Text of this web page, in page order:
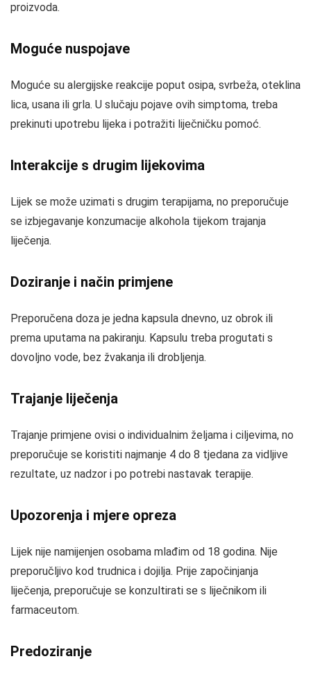
proizvoda.
Moguće nuspojave
Moguće su alergijske reakcije poput osipa, svrbeža, oteklina
lica, usana ili grla. U slučaju pojave ovih simptoma, treba
prekinuti upotrebu lijeka i potražiti liječničku pomoć.
Interakcije s drugim lijekovima
Lijek se može uzimati s drugim terapijama, no preporučuje
se izbjegavanje konzumacije alkohola tijekom trajanja
liječenja.
Doziranje i način primjene
Preporučena doza je jedna kapsula dnevno, uz obrok ili
prema uputama na pakiranju. Kapsulu treba progutati s
dovoljno vode, bez žvakanja ili drobljenja.
Trajanje liječenja
Trajanje primjene ovisi o individualnim željama i ciljevima, no
preporučuje se koristiti najmanje 4 do 8 tjedana za vidljive
rezultate, uz nadzor i po potrebi nastavak terapije.
Upozorenja i mjere opreza
Lijek nije namijenjen osobama mlađim od 18 godina. Nije
preporučljivo kod trudnica i dojilja. Prije započinjanja
liječenja, preporučuje se konzultirati se s liječnikom ili
farmaceutom.
Predoziranje